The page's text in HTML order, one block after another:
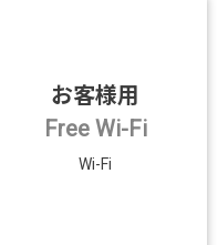
お客様用
Free Wi-Fi
Wi-Fi